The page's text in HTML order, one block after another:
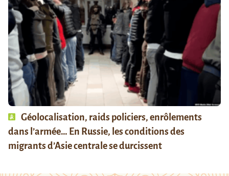
Géolocalisation, raids policiers, enrôlements
dans l’armée… En Russie, les conditions des
migrants d’Asie centrale se durcissent